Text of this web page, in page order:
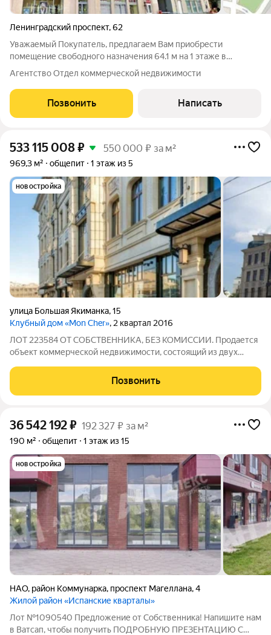
Ленинградский проспект,62
Уважаемый Покупатель, предлагаем Вам приобрести
помещение свободного назначения 64.1 м на 1 этаже в
собственность на выгодных условиях. Интернет, телефония.
Отдельный вход. САО Москвы. В 5 минутах от м. Аэропорт
Быстро реагируем на обращения,
Агентство Отдел коммерческой недвижимости
Позвонить Написать
533 115 008₽ 550 000 ₽ за м²
969,3 м² общепит 1 этаж из 5
новостройка
улица Большая Якиманка,15
Клубный дом «Mon Cher», 2 квартал 2016
ЛОТ 223584 ОТ СОБСТВЕННИКА, БЕЗ КОМИССИИ. Продается
объект коммерческой недвижимости, состоящий из двух
метров.Первый этаж площадью 182,6 квадратных
метров.Высота потолков варьируется от 4,5 до 5,5
Позвонить
36 542 192₽ 192 327 ₽ за м²
190 м² общепит 1 этаж из 15
новостройка
НАО, район Коммунарка, проспект Магеллана,4
Жилой район «Испанские кварталы»
Лот №1090540 Предложение от Собственника! Напишите нам
в Ватсап, чтобы получить ПОДРОБНУЮ ПРЕЗЕНТАЦИЮ С